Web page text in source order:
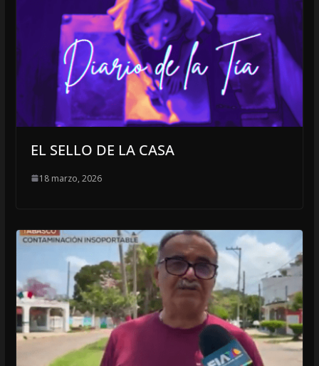
EL SELLO DE LA CASA
18 marzo, 2026